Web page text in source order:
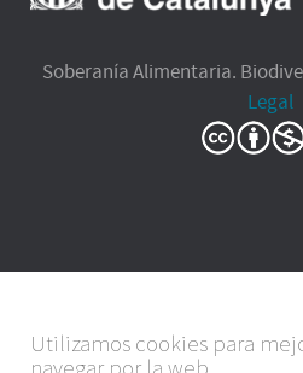
Soberanía Alimentaria.
Legal
Utilizamos cookies para